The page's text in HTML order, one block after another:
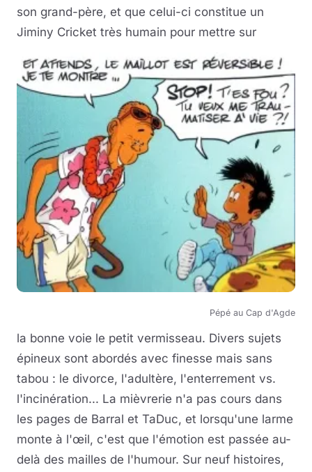
son grand-père, et que celui-ci constitue un
Jiminy Cricket très humain pour mettre sur
Pépé au Cap d'Agde
la bonne voie le petit vermisseau. Divers sujets
épineux sont abordés avec finesse mais sans
tabou : le divorce, l'adultère, l'enterrement vs.
l'incinération... La mièvrerie n'a pas cours dans
les pages de Barral et TaDuc, et lorsqu'une larme
monte à l'œil, c'est que l'émotion est passée au-
delà des mailles de l'humour. Sur neuf histoires,